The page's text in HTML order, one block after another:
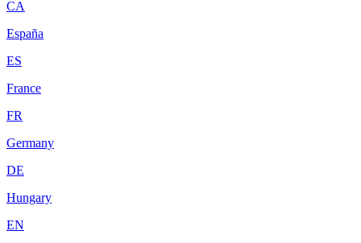
CA
España
ES
France
FR
Germany
DE
Hungary
EN